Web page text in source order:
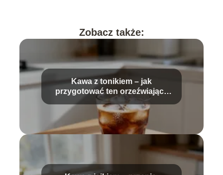
Zobacz także:
Kawa z tonikiem – jak
przygotować ten orzeźwiający
napój?